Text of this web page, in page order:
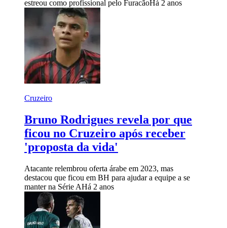
estreou como profissional pelo FuracãoHá 2 anos
Cruzeiro
Bruno Rodrigues revela por que
ficou no Cruzeiro após receber
'proposta da vida'
Atacante relembrou oferta árabe em 2023, mas
destacou que ficou em BH para ajudar a equipe a se
manter na Série AHá 2 anos